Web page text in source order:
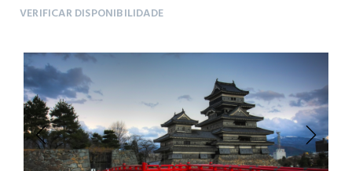
VERIFICAR DISPONIBILIDADE
Previous Next